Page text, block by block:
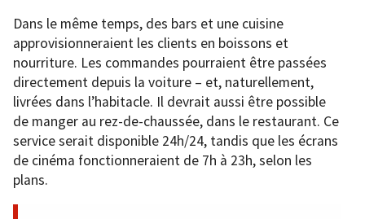
Dans le même temps, des bars et une cuisine
approvisionneraient les clients en boissons et
nourriture. Les commandes pourraient être passées
directement depuis la voiture – et, naturellement,
livrées dans l’habitacle. Il devrait aussi être possible
de manger au rez-de-chaussée, dans le restaurant. Ce
service serait disponible 24h/24, tandis que les écrans
de cinéma fonctionneraient de 7h à 23h, selon les
plans.